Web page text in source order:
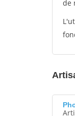
de